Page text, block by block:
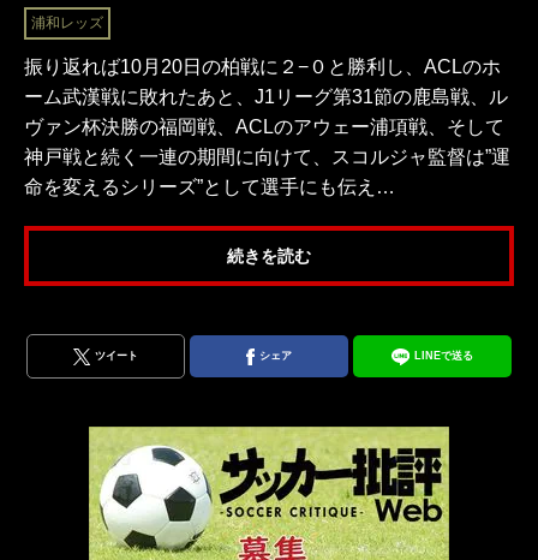
浦和レッズ
振り返れば10月20日の柏戦に２−０と勝利し、ACLのホ
ーム武漢戦に敗れたあと、J1リーグ第31節の鹿島戦、ル
ヴァン杯決勝の福岡戦、ACLのアウェー浦項戦、そして
神戸戦と続く一連の期間に向けて、スコルジャ監督は”運
命を変えるシリーズ”として選手にも伝え…
続きを読む
ツイート シェア LINEで送る